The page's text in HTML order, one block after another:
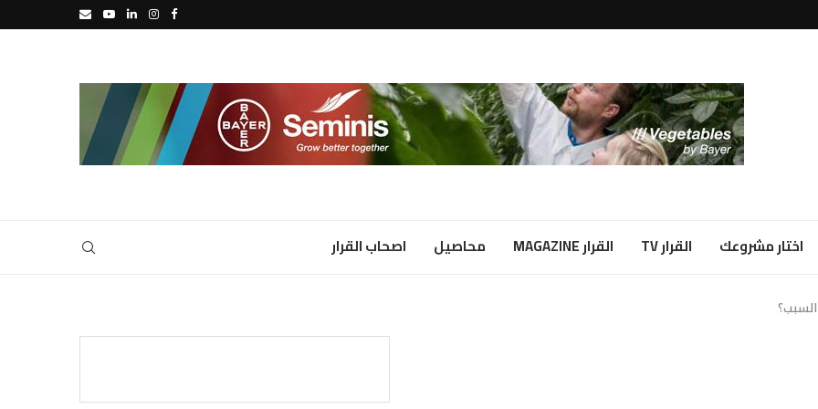
اختار مشروعك القرار TV القرار MAGAZINE محاصيل اصحاب القرار